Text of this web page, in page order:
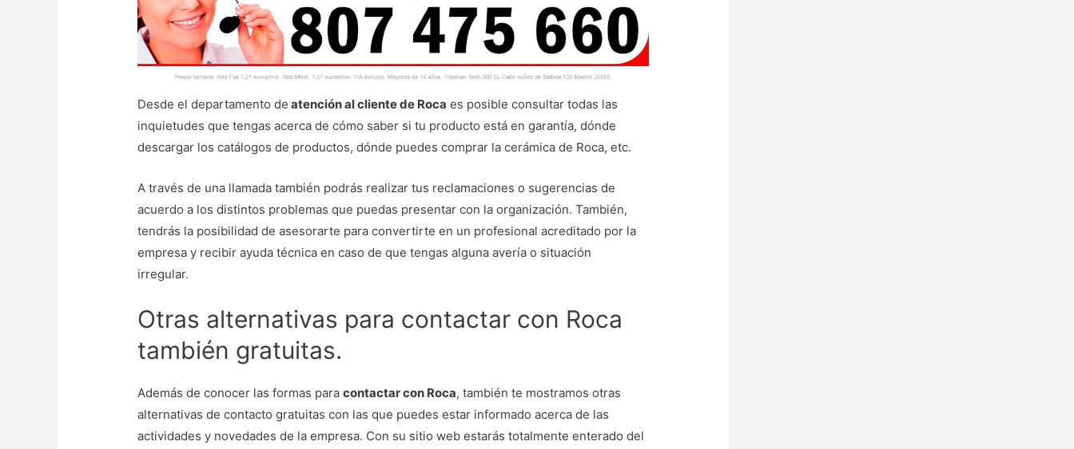
Desde el departamento de atención al cliente de Roca es posible consultar todas las
inquietudes que tengas acerca de cómo saber si tu producto está en garantía, dónde
descargar los catálogos de productos, dónde puedes comprar la cerámica de Roca, etc.
A través de una llamada también podrás realizar tus reclamaciones o sugerencias de
acuerdo a los distintos problemas que puedas presentar con la organización. También,
tendrás la posibilidad de asesorarte para convertirte en un profesional acreditado por la
empresa y recibir ayuda técnica en caso de que tengas alguna avería o situación
irregular.
Otras alternativas para contactar con Roca
también gratuitas.
Además de conocer las formas paracontactar con Roca, también te mostramos otras
alternativas de contacto gratuitas con las que puedes estar informado acerca de las
actividades y novedades de la empresa. Con su sitio web estarás totalmente enterado del